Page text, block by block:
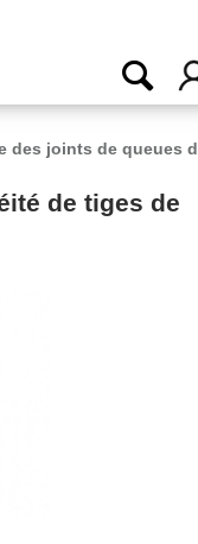
des joints de queues
de tiges de